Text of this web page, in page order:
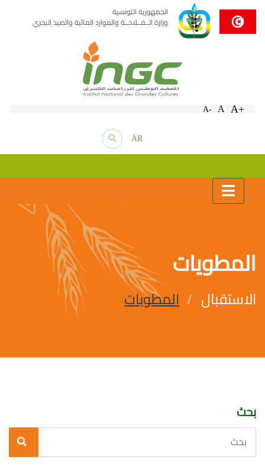
الجمهورية التونسية
وزارة الــفــلاحــة والموارد المائية والصيد البحري
A- A A+
AR
المطويات
الاستقبال المطويات
بحث